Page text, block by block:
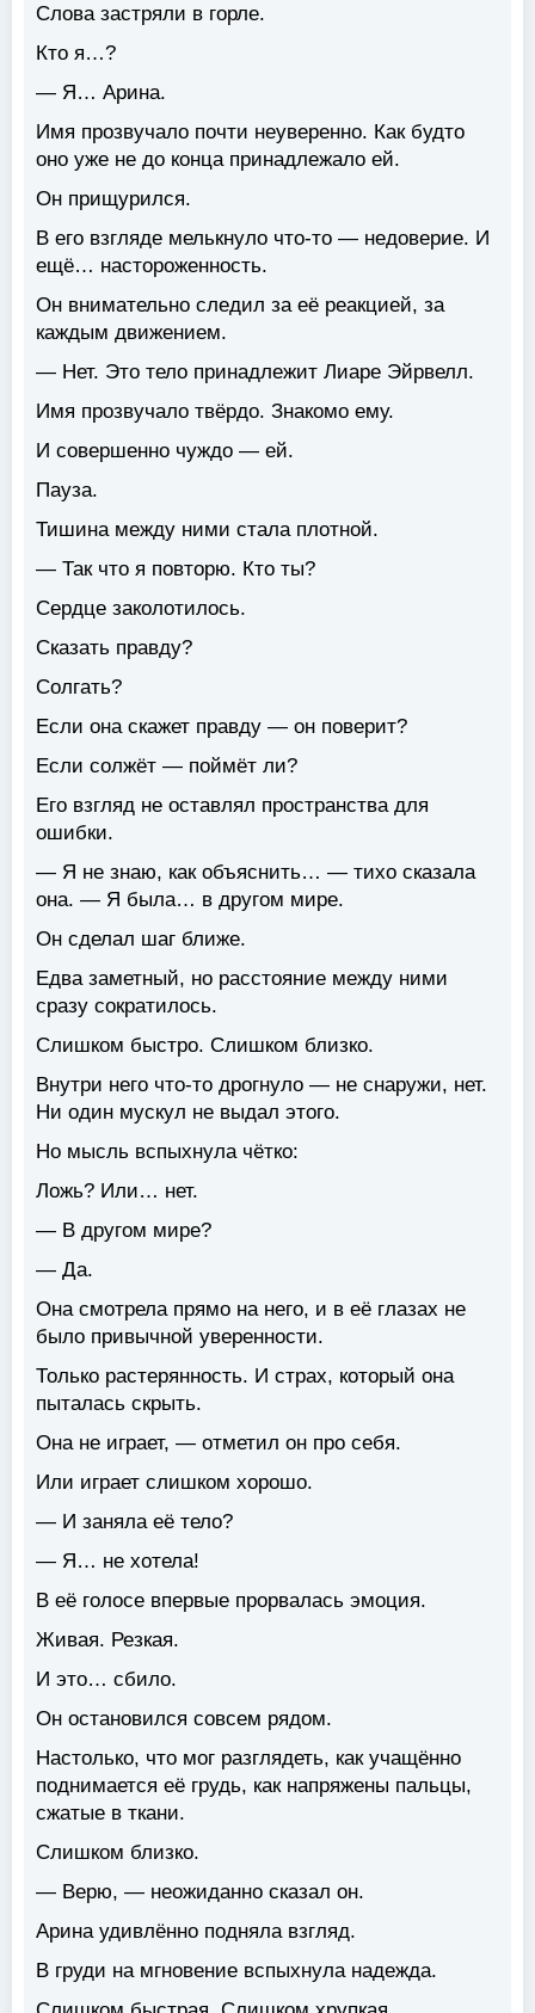
Слова застряли в горле.
Кто я…?
— Я… Арина.
Имя прозвучало почти неуверенно. Как будто
оно уже не до конца принадлежало ей.
Он прищурился.
В его взгляде мелькнуло что-то — недоверие. И
ещё… настороженность.
Он внимательно следил за её реакцией, за
каждым движением.
— Нет. Это тело принадлежит Лиаре Эйрвелл.
Имя прозвучало твёрдо. Знакомо ему.
И совершенно чуждо — ей.
Пауза.
Тишина между ними стала плотной.
— Так что я повторю. Кто ты?
Сердце заколотилось.
Сказать правду?
Солгать?
Если она скажет правду — он поверит?
Если солжёт — поймёт ли?
Его взгляд не оставлял пространства для
ошибки.
— Я не знаю, как объяснить… — тихо сказала
она. — Я была… в другом мире.
Он сделал шаг ближе.
Едва заметный, но расстояние между ними
сразу сократилось.
Слишком быстро. Слишком близко.
Внутри него что-то дрогнуло — не снаружи, нет.
Ни один мускул не выдал этого.
Но мысль вспыхнула чётко:
Ложь? Или… нет.
— В другом мире?
— Да.
Она смотрела прямо на него, и в её глазах не
было привычной уверенности.
Только растерянность. И страх, который она
пыталась скрыть.
Она не играет, — отметил он про себя.
Или играет слишком хорошо.
— И заняла её тело?
— Я… не хотела!
В её голосе впервые прорвалась эмоция.
Живая. Резкая.
И это… сбило.
Он остановился совсем рядом.
Настолько, что мог разглядеть, как учащённо
поднимается её грудь, как напряжены пальцы,
сжатые в ткани.
Слишком близко.
— Верю, — неожиданно сказал он.
Арина удивлённо подняла взгляд.
В груди на мгновение вспыхнула надежда.